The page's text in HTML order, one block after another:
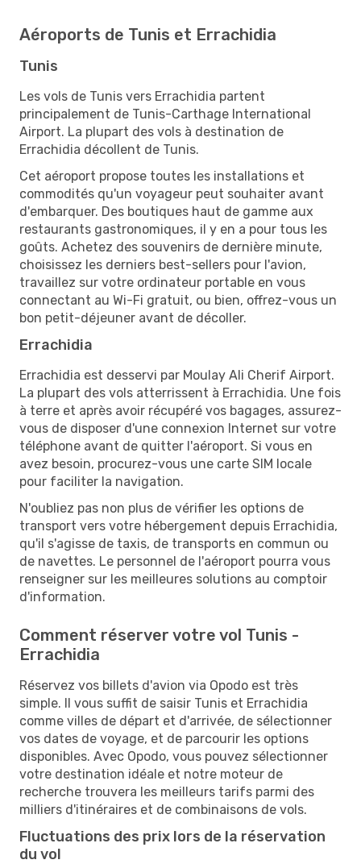
Aéroports de Tunis et Errachidia
Tunis
Les vols de Tunis vers Errachidia partent
principalement de Tunis-Carthage International
Airport. La plupart des vols à destination de
Errachidia décollent de Tunis.
Cet aéroport propose toutes les installations et
commodités qu'un voyageur peut souhaiter avant
d'embarquer. Des boutiques haut de gamme aux
restaurants gastronomiques, il y en a pour tous les
goûts. Achetez des souvenirs de dernière minute,
choisissez les derniers best-sellers pour l'avion,
travaillez sur votre ordinateur portable en vous
connectant au Wi-Fi gratuit, ou bien, offrez-vous un
bon petit-déjeuner avant de décoller.
Errachidia
Errachidia est desservi par Moulay Ali Cherif Airport.
La plupart des vols atterrissent à Errachidia. Une fois
à terre et après avoir récupéré vos bagages, assurez-
vous de disposer d'une connexion Internet sur votre
téléphone avant de quitter l'aéroport. Si vous en
avez besoin, procurez-vous une carte SIM locale
pour faciliter la navigation.
N'oubliez pas non plus de vérifier les options de
transport vers votre hébergement depuis Errachidia,
qu'il s'agisse de taxis, de transports en commun ou
de navettes. Le personnel de l'aéroport pourra vous
renseigner sur les meilleures solutions au comptoir
d'information.
Comment réserver votre vol Tunis -
Errachidia
Réservez vos billets d'avion via Opodo est très
simple. Il vous suffit de saisir Tunis et Errachidia
comme villes de départ et d'arrivée, de sélectionner
vos dates de voyage, et de parcourir les options
disponibles. Avec Opodo, vous pouvez sélectionner
votre destination idéale et notre moteur de
recherche trouvera les meilleurs tarifs parmi des
milliers d'itinéraires et de combinaisons de vols.
Fluctuations des prix lors de la réservation
du vol